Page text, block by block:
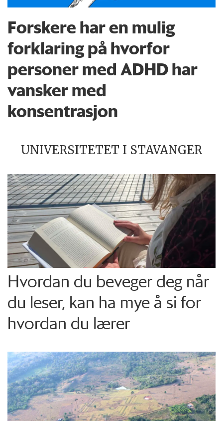
Forskere har en mulig
forklaring på hvorfor
personer med ADHD har
vansker med
konsentrasjon
UNIVERSITETET I STAVANGER
Hvordan du beveger deg når
du leser, kan ha mye å si for
hvordan du lærer